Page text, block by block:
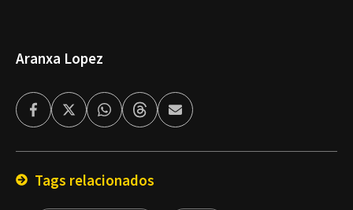
Aranxa Lopez
FacebookTwitterWhatsappThreadsEnviar
por
Tags relacionados